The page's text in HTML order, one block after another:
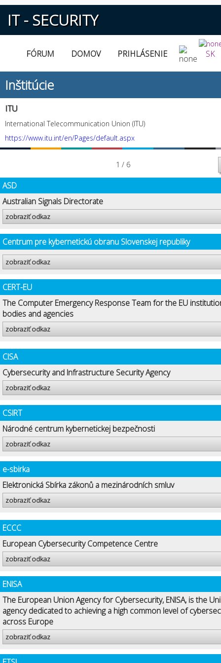
IT - SECURITY
FÓRUM DOMOV PRIHLÁSENIE SK
Inštitúcie
ITU
International Telecommunication Union (ITU)
https://www.itu.int/en/Pages/default.aspx
1 / 6
ASD
Australian Signals Directorate
zobraziť odkaz
Centrum pre kybernetickú obranu Slovenskej republiky
zobraziť odkaz
CERT-EU
The Computer Emergency Response Team for the EU
bodies and agencies
zobraziť odkaz
CISA
Cybersecurity and Infrastructure Security Agency
zobraziť odkaz
CSIRT
Národné centrum kybernetickej bezpečnosti
zobraziť odkaz
e-sbirka
Elektronická Sbírka zákonů a mezinárodních smluv
zobraziť odkaz
ECCC
European Cybersecurity Competence Centre
zobraziť odkaz
ENISA
The European Union Agency for Cybersecurity, ENISA, is the
agency dedicated to achieving a high common level of
across Europe
zobraziť odkaz